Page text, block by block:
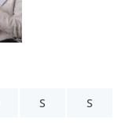
S S